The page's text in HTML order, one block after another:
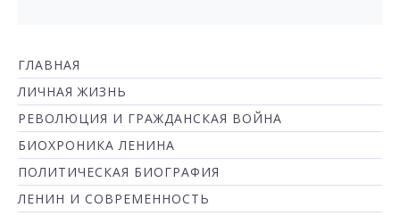
ГЛАВНАЯ
ЛИЧНАЯ ЖИЗНЬ
РЕВОЛЮЦИЯ И ГРАЖДАНСКАЯ ВОЙНА
БИОХРОНИКА ЛЕНИНА
ПОЛИТИЧЕСКАЯ БИОГРАФИЯ
ЛЕНИН И СОВРЕМЕННОСТЬ